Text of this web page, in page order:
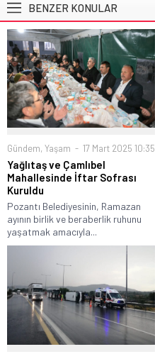
BENZER KONULAR
Gündem, Yaşam 17 Mart 2025 10:35
Yağlıtaş ve Çamlıbel
Mahallesinde İftar Sofrası
Kuruldu
Pozantı Belediyesinin, Ramazan
ayının birlik ve beraberlik ruhunu
yaşatmak amacıyla...